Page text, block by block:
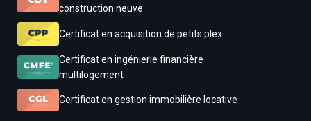
construction neuve
Certificat en acquisition de petits plex
Certificat en ingénierie financière
multilogement
Certificat en gestion immobilière locative